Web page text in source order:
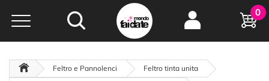
Hobby e
creatività...
oltre 15 anni online
0
Feltro e Pannolenci
Feltro tinta unita